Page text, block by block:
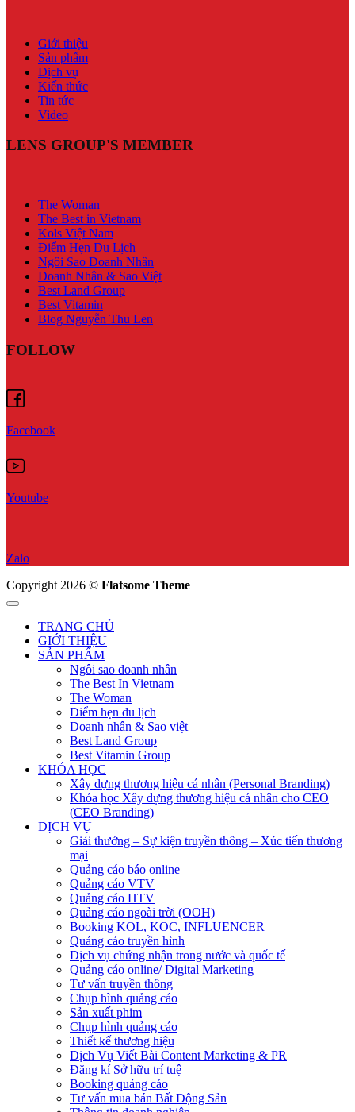
Giới thiệu
Sản phẩm
Dịch vụ
Kiến thức
Tin tức
Video
LENS GROUP'S MEMBER
The Woman
The Best in Vietnam
Kols Việt Nam
Điểm Hẹn Du Lịch
Ngôi Sao Doanh Nhân
Doanh Nhân & Sao Việt
Best Land Group
Best Vitamin
Blog Nguyễn Thu Len
FOLLOW
Facebook
Youtube
Zalo
Copyright 2026 © Flatsome Theme
TRANG CHỦ
GIỚI THIỆU
SẢN PHẨM
Ngôi sao doanh nhân
The Best In Vietnam
The Woman
Điểm hẹn du lịch
Doanh nhân & Sao việt
Best Land Group
Best Vitamin Group
KHÓA HỌC
Xây dựng thương hiệu cá nhân (Personal Branding)
Khóa học Xây dựng thương hiệu cá nhân cho CEO
(CEO Branding)
DỊCH VỤ
Giải thưởng – Sự kiện truyền thông – Xúc tiến thương
mại
Quảng cáo báo online
Quảng cáo VTV
Quảng cáo HTV
Quảng cáo ngoài trời (OOH)
Booking KOL, KOC, INFLUENCER
Quảng cáo truyền hình
Dịch vụ chứng nhận trong nước và quốc tế
Quảng cáo online/ Digital Marketing
Tư vấn truyền thông
Chụp hình quảng cáo
Sản xuất phim
Chụp hình quảng cáo
Thiết kế thương hiệu
Dịch Vụ Viết Bài Content Marketing & PR
Đăng kí Sở hữu trí tuệ
Booking quảng cáo
Tư vấn mua bán Bất Động Sản